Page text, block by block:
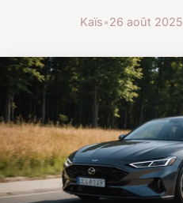
Kaïs•26 août 2025